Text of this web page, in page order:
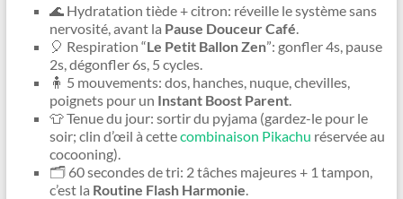
🌊 Hydratation tiède + citron: réveille le système sans
nervosité, avant la Pause Douceur Café.
🎈 Respiration “Le Petit Ballon Zen”: gonfler 4s, pause
2s, dégonfler 6s, 5 cycles.
🧍 5 mouvements: dos, hanches, nuque, chevilles,
poignets pour un Instant Boost Parent.
👕 Tenue du jour: sortir du pyjama (gardez-le pour le
soir; clin d’œil à cettecombinaison Pikachu réservée au
cocooning).
🗂️ 60 secondes de tri: 2 tâches majeures + 1 tampon,
c’est la Routine Flash Harmonie.